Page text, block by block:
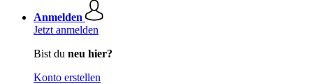
Anmelden
Jetzt anmelden
Bist du neu hier?
Konto erstellen